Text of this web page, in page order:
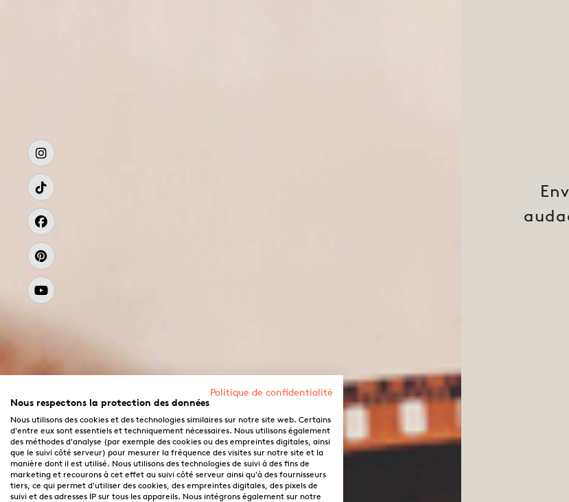
Politique de confidentialité
Nous respectons la protection des données
Nous utilisons des cookies et des technologies similaires sur notre site web. Certains
d'entre eux sont essentiels et techniquement nécessaires. Nous utilisons également
des méthodes d'analyse (par exemple des cookies ou des empreintes digitales, ainsi
que le suivi côté serveur) pour mesurer la fréquence des visites sur notre site et la
manière dont il est utilisé. Nous utilisons des technologies de suivi à des fins de
marketing et recourons à cet effet au suivi côté serveur ainsi qu'à des fournisseurs
tiers, ce qui permet d'utiliser des cookies, des empreintes digitales, des pixels de
suivi et des adresses IP sur tous les appareils. Nous intégrons également sur notre